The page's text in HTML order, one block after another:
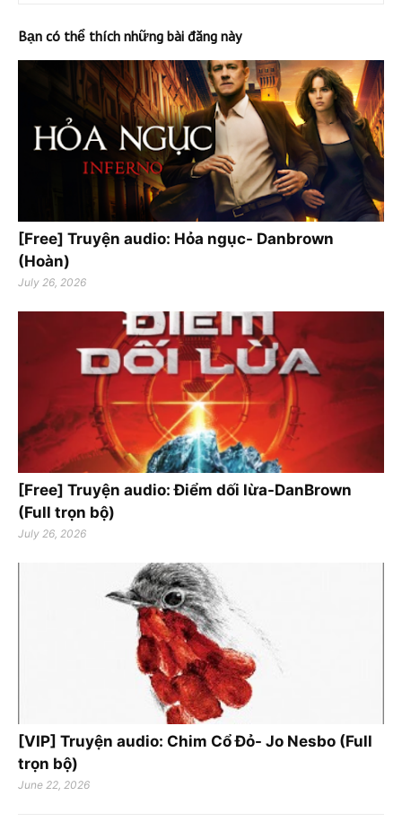
Bạn có thể thích những bài đăng này
[Free] Truyện audio: Hỏa ngục- Danbrown
(Hoàn)
July 26, 2026
[Free] Truyện audio: Điểm dối lừa-DanBrown
(Full trọn bộ)
July 26, 2026
[VIP] Truyện audio: Chim Cổ Đỏ- Jo Nesbo (Full
trọn bộ)
June 22, 2026